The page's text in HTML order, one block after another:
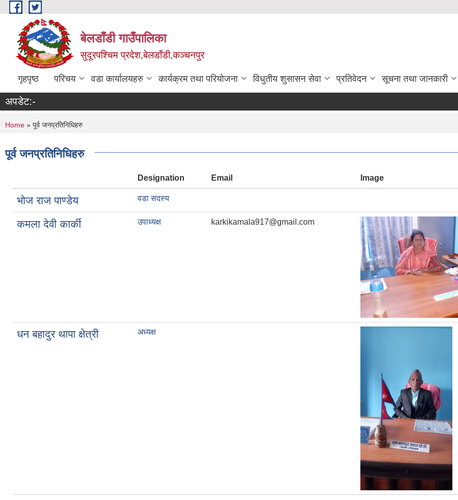
Skip to main content
बेलडाँडी गाउँपालिका
सुदूरपश्चिम प्रदेश,बेलडाँडी,कञ्चनपुर
गृहपृष्ठ परिचय वडा कार्यालयहरु कार्यक्रम तथा परियोजना विधुतीय शुसासन सेवा प्रतिवेदन सूचना तथा जानकारी
अपडेट:-
You are here
Home » पूर्व जनप्रतिनिधिहरु
पूर्व जनप्रतिनिधिहरु
Designation Email Image
भोज राज पाण्डेय वडा सदस्य
कमला देवी कार्की उपाध्यक्ष karkikamala917@gmail.com
धन बहादुर थापा क्षेत्री अध्यक्ष